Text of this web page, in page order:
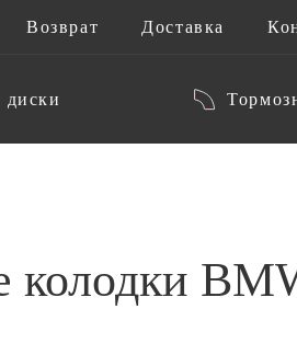
Возврат Доставка
диски
колодки